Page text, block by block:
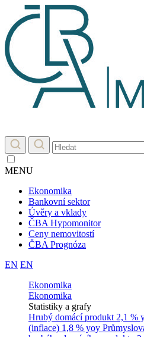
MENU
Ekonomika
Bankovní sektor
Úvěry a vklady
ČBA Hypomonitor
Ceny nemovitostí
ČBA Prognóza
EN EN
Ekonomika
Ekonomika
Statistiky a grafy
Hrubý domácí produkt 2,1 %
(inflace) 1,8 % yoy